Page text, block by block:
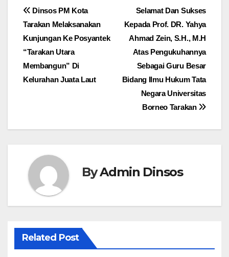
Navigasi
pos
Selamat Dan Sukses
Kepada Prof. DR. Yahya
Ahmad Zein, S.H., M.H
Atas Pengukuhannya
Sebagai Guru Besar
Bidang Ilmu Hukum Tata
Negara Universitas
Borneo Tarakan
Dinsos PM Kota
Tarakan Melaksanakan
Kunjungan Ke Posyantek
“Tarakan Utara
Membangun” Di
Kelurahan Juata Laut
ByAdmin Dinsos
Related Post